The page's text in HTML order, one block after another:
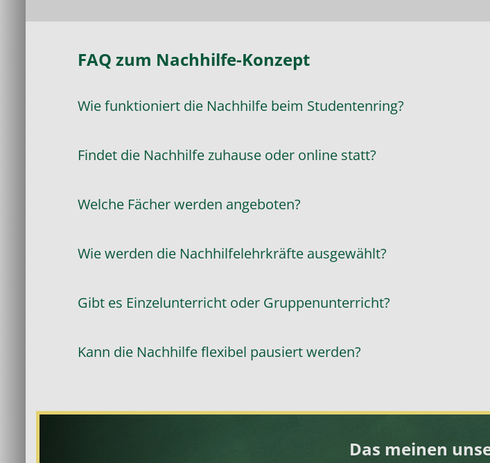
FAQ zum Nachhilfe-Konzept
Wie funktioniert die Nachhilfe beim Studentenring?
Findet die Nachhilfe zuhause oder online statt?
Welche Fächer werden angeboten?
Wie werden die Nachhilfelehrkräfte ausgewählt?
Gibt es Einzelunterricht oder Gruppenunterricht?
Kann die Nachhilfe flexibel pausiert werden?
Das meinen